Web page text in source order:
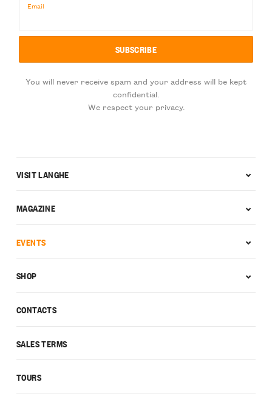
Email
You will never receive spam and your address will be kept
confidential.
We respect your privacy.
CONTACTS
SALES TERMS
TOURS
VISIT LANGHE
MAGAZINE
EVENTS
SHOP